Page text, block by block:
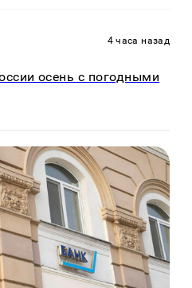
4 часа назад
осень с погодными